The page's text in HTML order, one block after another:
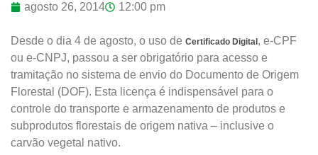
agosto 26, 2014 12:00 pm
Desde o dia 4 de agosto, o uso de Certificado Digital , e-CPF
ou e-CNPJ, passou a ser obrigatório para acesso e
tramitação no sistema de envio do Documento de Origem
Florestal (DOF). Esta licença é indispensável para o
controle do transporte e armazenamento de produtos e
subprodutos florestais de origem nativa – inclusive o
carvão vegetal nativo.